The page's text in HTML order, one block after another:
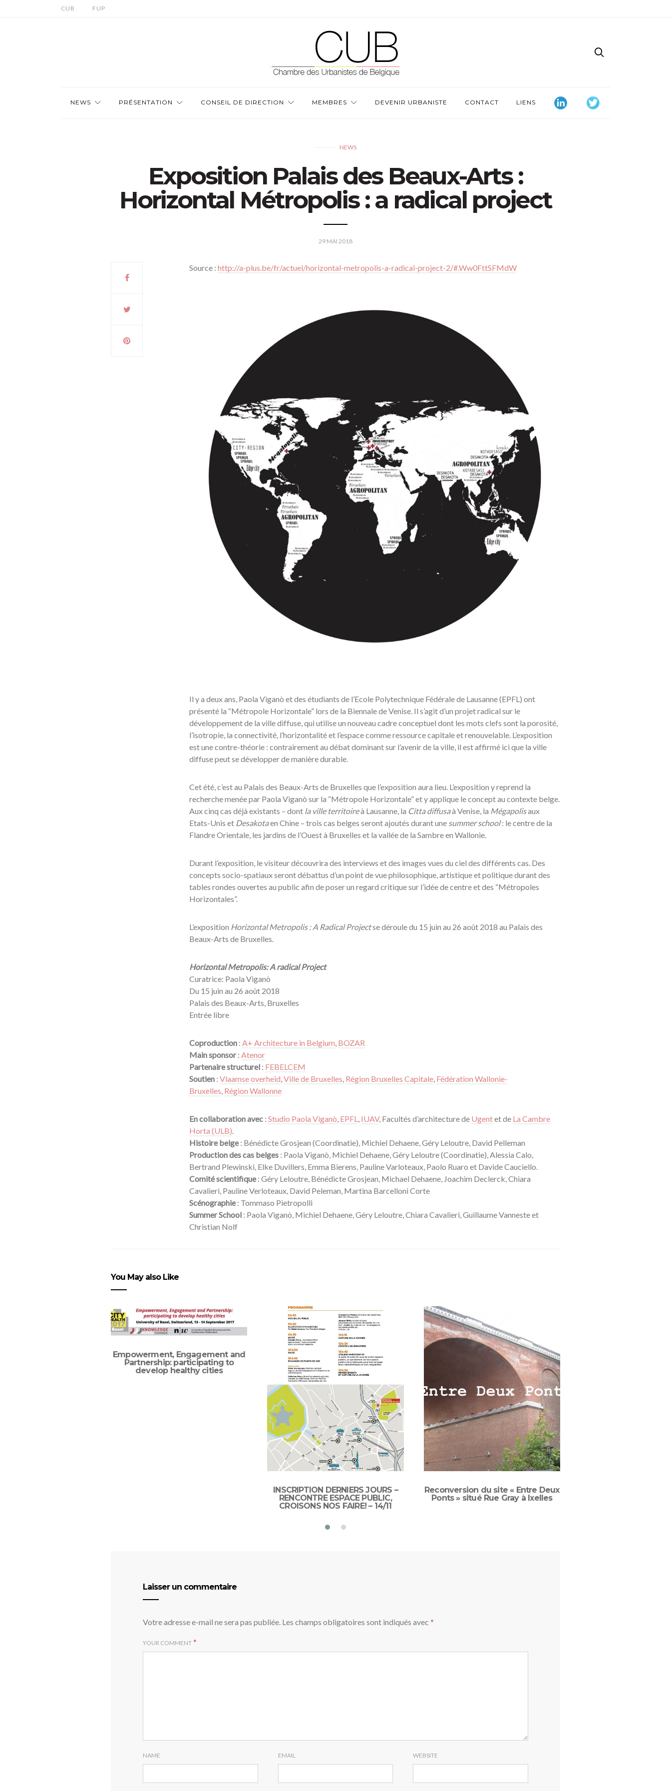
CUB FUP
NEWS PRÉSENTATION CONSEIL DE DIRECTION MEMBRES DEVENIR URBANISTE CONTACT LIENS
NEWS
Exposition Palais des Beaux-Arts :
Horizontal Métropolis : a radical project
29 MAI 2018
Source : http://a-plus.be/fr/actuel/horizontal-metropolis-a-radical-project-2/#.Ww0FttSFMdW
Il y a deux ans, Paola Viganò et des étudiants de l’Ecole Polytechnique Fédérale de Lausanne (EPFL) ont
présenté la “Métropole Horizontale” lors de la Biennale de Venise. Il s’agit d’un projet radical sur le
développement de la ville diffuse, qui utilise un nouveau cadre conceptuel dont les mots clefs sont la porosité,
l’isotropie, la connectivité, l’horizontalité et l’espace comme ressource capitale et renouvelable. L’exposition
est une contre-théorie : contrairement au débat dominant sur l’avenir de la ville, il est affirmé ici que la ville
diffuse peut se développer de manière durable.
Cet été, c’est au Palais des Beaux-Arts de Bruxelles que l’exposition aura lieu. L’exposition y reprend la
recherche menée par Paola Viganò sur la “Métropole Horizontale” et y applique le concept au contexte belge.
Aux cinq cas déjà existants – dont la ville territoireà Lausanne, la Citta diffusaà Venise, la Mégapolisaux
Etats-Unis et Desakotaen Chine – trois cas belges seront ajoutés durant une summer school: le centre de la
Flandre Orientale, les jardins de l’Ouest à Bruxelles et la vallée de la Sambre en Wallonie.
Durant l’exposition, le visiteur découvrira des interviews et des images vues du ciel des différents cas. Des
concepts socio-spatiaux seront débattus d’un point de vue philosophique, artistique et politique durant des
tables rondes ouvertes au public afin de poser un regard critique sur l’idée de centre et des “Métropoles
Horizontales”.
L’exposition Horizontal Metropolis : A Radical Projectse déroule du 15 juin au 26 août 2018 au Palais des
Beaux-Arts de Bruxelles.
Horizontal Metropolis: A radical Project
Curatrice: Paola Viganò
Du 15 juin au 26 août 2018
Palais des Beaux-Arts, Bruxelles
Entrée libre
Coproduction : A+ Architecture in Belgium, BOZAR
Main sponsor : Atenor
Partenaire structurel: FEBELCEM
Soutien: Vlaamse overheid,Ville de Bruxelles, Région Bruxelles Capitale, Fédération Wallonie-
Bruxelles, Région Wallonne
En collaboration avec : Studio Paola Viganò, EPFL, IUAV, Facultés d’architecture de Ugentet de La Cambre
Horta (ULB).
Histoire belge: Bénédicte Grosjean (Coordinatie), Michiel Dehaene, Géry Leloutre, David Pelleman
Production des cas belges : Paola Viganò, Michiel Dehaene, Géry Leloutre (Coordinatie), Alessia Calo,
Bertrand Plewinski, Elke Duvillers, Emma Bierens, Pauline Varloteaux, Paolo Ruaro et Davide Cauciello.
Comitéscientifique: Géry Leloutre, Bénédicte Grosjean, Michael Dehaene, Joachim Declerck, Chiara
Cavalieri, Pauline Verloteaux, David Peleman, Martina Barcelloni Corte
Scénographie: Tommaso Pietropolli
Summer School: Paola Viganò, Michiel Dehaene, Géry Leloutre, Chiara Cavalieri, Guillaume Vanneste et
Christian Nolf
You May also Like
Empowerment, Engagement and
Partnership: participating to
develop healthy cities
INSCRIPTION DERNIERS JOURS –
RENCONTRE ESPACE PUBLIC,
CROISONS NOS FAIRE! – 14/11
Reconversion du site « Entre Deux
Ponts » situé Rue Gray à Ixelles
Laisser un commentaire
Votre adresse e-mail ne sera pas publiée. Les champs obligatoires sont indiqués avec *
YOUR COMMENT *
NAME EMAIL WEBSITE